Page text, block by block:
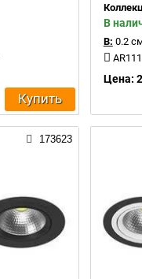
Купить
В
В: 0.2
Цена:
173623